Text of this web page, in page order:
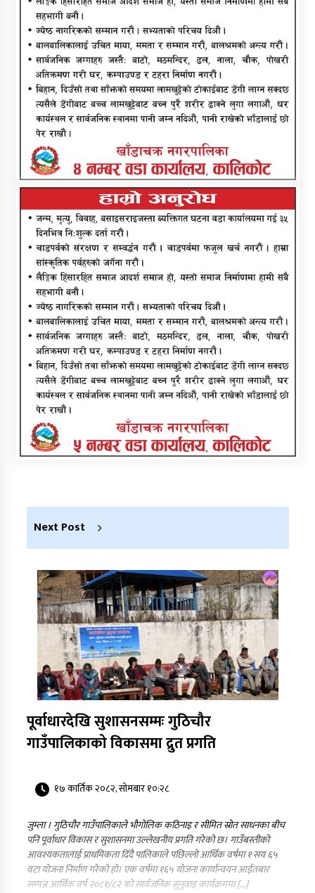
Next Post
पूर्वाधारदेखि सुशासनसम्मः गुठिचौर
गाउँपालिकाको विकासमा द्रुत प्रगति
१७ कार्तिक २०८२, सोमबार १०:२८
जुम्ला । गुठिचौर गाउँपालिकाले भौगोलिक कठिनाइ र सीमित स्रोत साधनका बीच
पनि पूर्वाधार विकास र सुशासनमा उल्लेखनीय प्रगति गरेको छ। गाउँबस्तीको
आवश्यकतालाई प्राथमिकता दिँदै पालिकाले पछिल्लो आर्थिक वर्षमा १ सय ६५
वटा योजना निर्माण गरेको हो। एक वर्षमा १६५ योजना कार्यान्वयन आईतबार
सम्पन्न आर्थिक वर्ष २०८१/८२ को सार्वजनिक सुनुवाइ कार्यक्रममा […]